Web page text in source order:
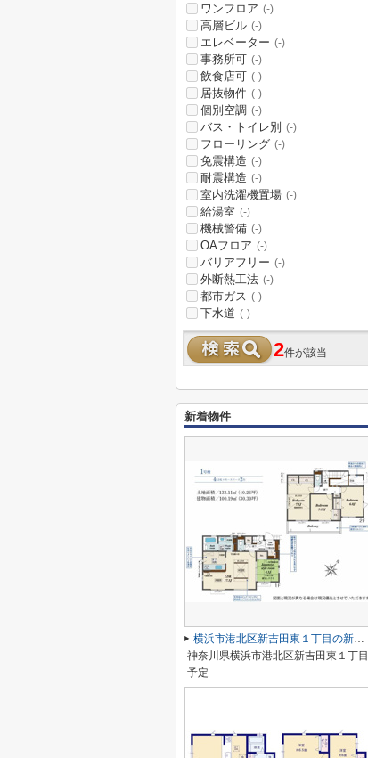
ワンフロア (-)
高層ビル (-)
エレベーター (-)
事務所可 (-)
飲食店可 (-)
居抜物件 (-)
個別空調 (-)
バス・トイレ別 (-)
フローリング (-)
免震構造 (-)
耐震構造 (-)
室内洗濯機置場 (-)
給湯室 (-)
機械警備 (-)
OAフロア (-)
バリアフリー (-)
外断熱工法 (-)
都市ガス (-)
下水道 (-)
2件が該当
新着物件
横浜市港北区新吉田東１丁目の新築一戸建
神奈川県横浜市港北区新吉田東１丁目
予定